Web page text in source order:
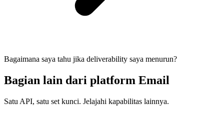
Bagaimana saya tahu jika deliverability saya menurun?
Bagian lain dari platform Email
Satu API, satu set kunci. Jelajahi kapabilitas lainnya.